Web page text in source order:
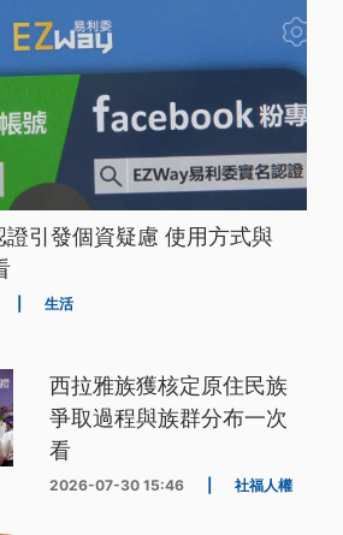
證引發個資疑慮 使用方式與
生活
西拉雅族獲核定原住民族
爭取過程與族群分布一次
看
2026-07-30 15:46 社福人權